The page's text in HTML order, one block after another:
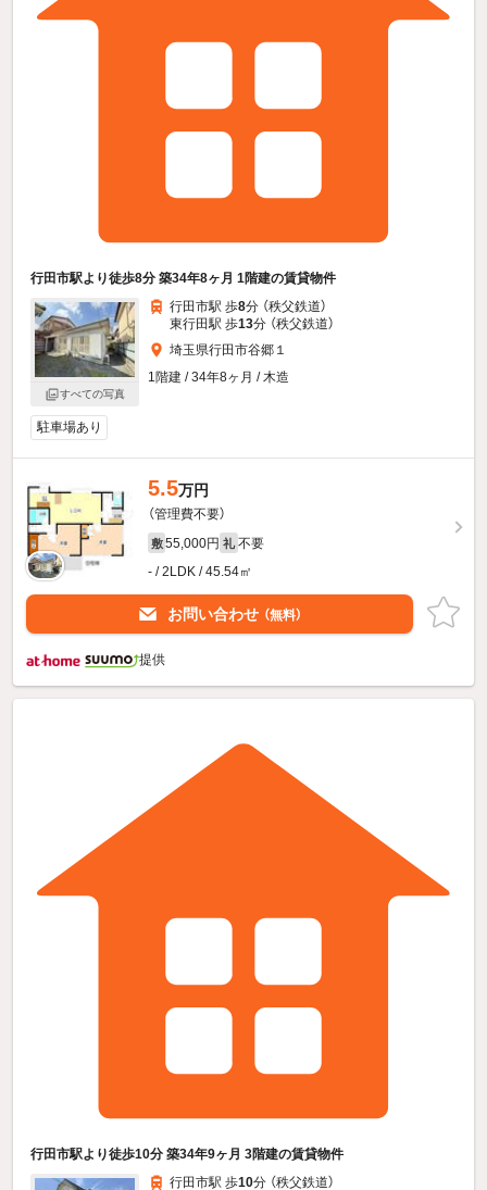
行田市駅より徒歩8分 築34年8ヶ月 1階建の賃貸物件
すべての写真
行田市駅 歩8分 （秩父鉄道）
東行田駅 歩13分 （秩父鉄道）
埼玉県行田市谷郷１
1階建 / 34年8ヶ月 / 木造
駐車場あり
5.5万円
（管理費不要）
敷 55,000円 礼 不要
- / 2LDK / 45.54㎡
お問い合わせ （無料）
提供
行田市駅より徒歩10分 築34年9ヶ月 3階建の賃貸物件
行田市駅 歩10分 （秩父鉄道）